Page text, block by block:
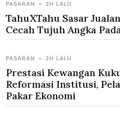
PASARAN • 2H LALU
TahuXTahu Sasar
Cecah Tujuh Angka
PASARAN • 2H LALU
Prestasi Kewangan
Reformasi Institusi,
Pakar Ekonomi